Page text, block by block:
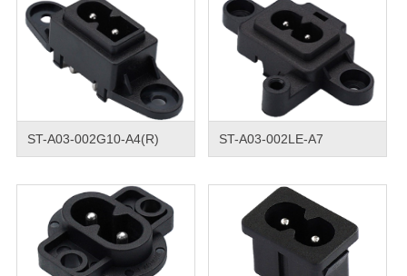
ST-A03-002G10-A4(R) ST-A03-002LE-A7